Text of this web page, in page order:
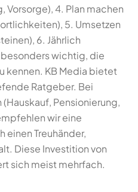
Vorsorge), 4. Plan machen
5. Umsetzen
6. Jährlich
wichtig, die
kennen. KB Media bietet
Ratgeber. Bei
Pensionierung,
wir eine
einen Treuhänder,
Diese Investition von
sich meist mehrfach.